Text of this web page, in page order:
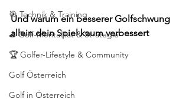
🎯 Technik & Training
⛳ Golf-Mentalität & Strategie
🏆 Golfer-Lifestyle & Community
Golf Österreich
Golf in Österreich
Und warum ein besserer Golfschwung
allein dein Spiel kaum verbessert